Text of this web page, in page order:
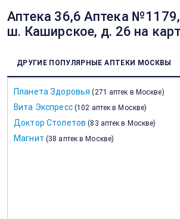
Аптека 36,6 Аптека
ш. Каширское, д. 26 на
ДРУГИЕ ПОПУЛЯРНЫЕ АПТЕКИ МОСКВЫ
Планета Здоровья (271 аптек в Москве)
Вита Экспресс (102 аптек в Москве)
Доктор Столетов (83 аптек в Москве)
Магнит (38 аптек в Москве)